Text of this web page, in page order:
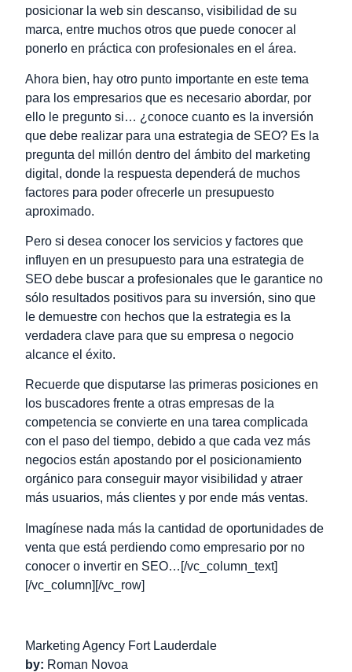
posicionar la web sin descanso, visibilidad de su
marca, entre muchos otros que puede conocer al
ponerlo en práctica con profesionales en el área.
Ahora bien, hay otro punto importante en este tema
para los empresarios que es necesario abordar, por
ello le pregunto si… ¿conoce cuanto es la inversión
que debe realizar para una estrategia de SEO? Es la
pregunta del millón dentro del ámbito del marketing
digital, donde la respuesta dependerá de muchos
factores para poder ofrecerle un presupuesto
aproximado.
Pero si desea conocer los servicios y factores que
influyen en un presupuesto para una estrategia de
SEO debe buscar a profesionales que le garantice no
sólo resultados positivos para su inversión, sino que
le demuestre con hechos que la estrategia es la
verdadera clave para que su empresa o negocio
alcance el éxito.
Recuerde que disputarse las primeras posiciones en
los buscadores frente a otras empresas de la
competencia se convierte en una tarea complicada
con el paso del tiempo, debido a que cada vez más
negocios están apostando por el posicionamiento
orgánico para conseguir mayor visibilidad y atraer
más usuarios, más clientes y por ende más ventas.
Imagínese nada más la cantidad de oportunidades de
venta que está perdiendo como empresario por no
conocer o invertir en SEO… [/vc_column_text]
[/vc_column][/vc_row]
Marketing Agency Fort Lauderdale
by: Roman Novoa